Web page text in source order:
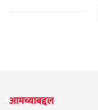
आमच्याबद्दल